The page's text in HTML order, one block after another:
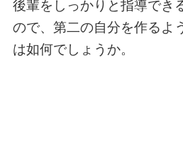
後輩をしっかりと指導でき
ので、第二の自分を作るよ
は如何でしょうか。